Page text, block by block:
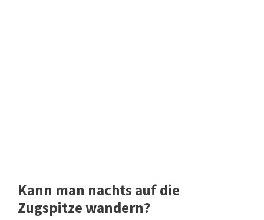
Kann man nachts auf die
Zugspitze wandern?